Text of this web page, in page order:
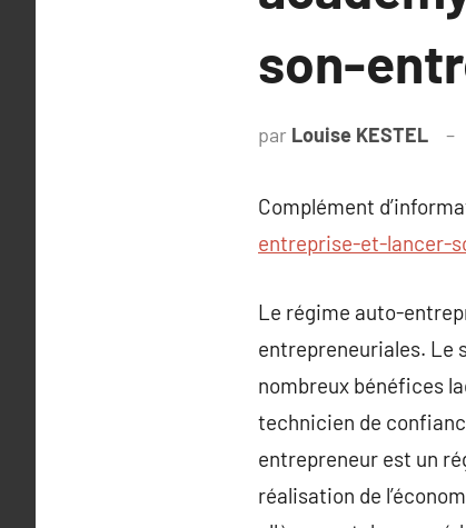
son-
par Louise KESTEL
Complément
entreprise-et-lancer-
Le régime auto-
entrepreneuriales. Le
nombreux bénéfices
technicien de
entrepreneur est un
réalisation de